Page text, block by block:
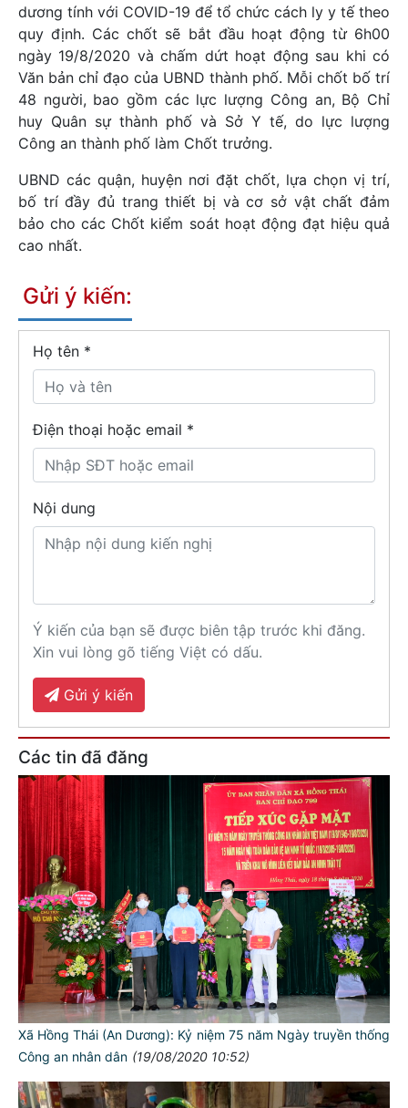
dương tính với COVID-19 để tổ chức cách ly y tế theo
quy định. Các chốt sẽ bắt đầu hoạt động từ 6h00
ngày 19/8/2020 và chấm dứt hoạt động sau khi có
Văn bản chỉ đạo của UBND thành phố. Mỗi chốt bố trí
48 người, bao gồm các lực lượng Công an, Bộ Chỉ
huy Quân sự thành phố và Sở Y tế, do lực lượng
Công an thành phố làm Chốt trưởng.
UBND các quận, huyện nơi đặt chốt, lựa chọn vị trí,
bố trí đầy đủ trang thiết bị và cơ sở vật chất đảm
bảo cho các Chốt kiểm soát hoạt động đạt hiệu quả
cao nhất.
Gửi ý kiến:
Họ tên *
Điện thoại hoặc email *
Nội dung
Ý kiến của bạn sẽ được biên tập trước khi đăng.
Xin vui lòng gõ tiếng Việt có dấu.
Gửi ý kiến
Các tin đã đăng
Xã Hồng Thái (An Dương): Kỷ niệm 75 năm Ngày truyền thống
Công an nhân dân (19/08/2020 10:52)